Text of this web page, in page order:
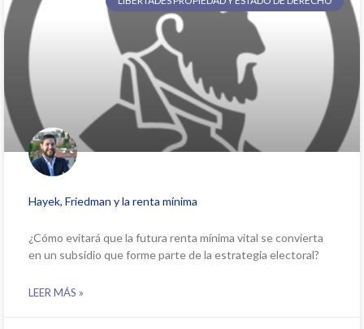
Hayek, Friedman y la renta mínima
¿Cómo evitará que la futura renta mínima vital se convierta
en un subsidio que forme parte de la estrategia electoral?
LEER MÁS »